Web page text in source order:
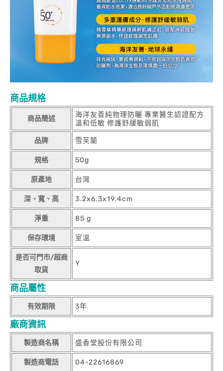
商品規格
商品簡述
海洋友善純物理防曬 專業醫生認證配方
溫和低敏 修護舒緩敏弱肌
品牌 雪芙蘭
規格 50g
原產地 台灣
深、寬、高 3.2x6.3x19.4cm
淨重 85 g
保存環境 室溫
是否可門市/超商
取貨
Y
商品屬性
有效期限 3年
廠商資訊
製造商名稱 盛香堂股份有限公司
製造商電話 04-22616869